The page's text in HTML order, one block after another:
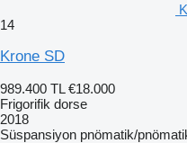
14
Krone SD
989.400 TL €18.000
Frigorifik dorse
2018
Süspansiyon pnömatik/